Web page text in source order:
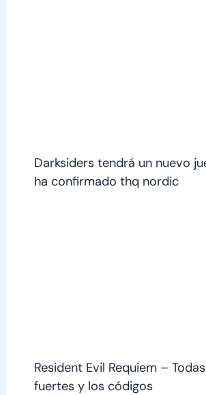
Darksiders tendrá un nuevo
ha confirmado thq nordic
Resident Evil Requiem –
fuertes y los códigos